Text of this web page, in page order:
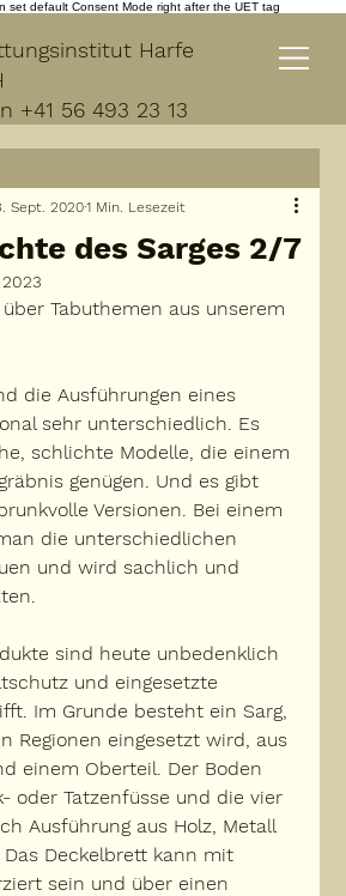
set default Consent Mode right after the UET tag
Harfe
+41 56 493 23 13
des Sarges 2/7
Sept. 20201 Min. Lesezeit
Tabuthemen aus unserem
die Ausführungen eines
sehr unterschiedlich. Es
schlichte Modelle, die einem
genügen. Und es gibt
Versionen. Bei einem
die unterschiedlichen
und wird sachlich und
sind heute unbedenklich
und eingesetzte
Im Grunde besteht ein Sarg,
Regionen eingesetzt wird, aus
einem Oberteil. Der Boden
oder Tatzenfüsse und die vier
Ausführung aus Holz, Metall
Deckelbrett kann mit
sein und über einen